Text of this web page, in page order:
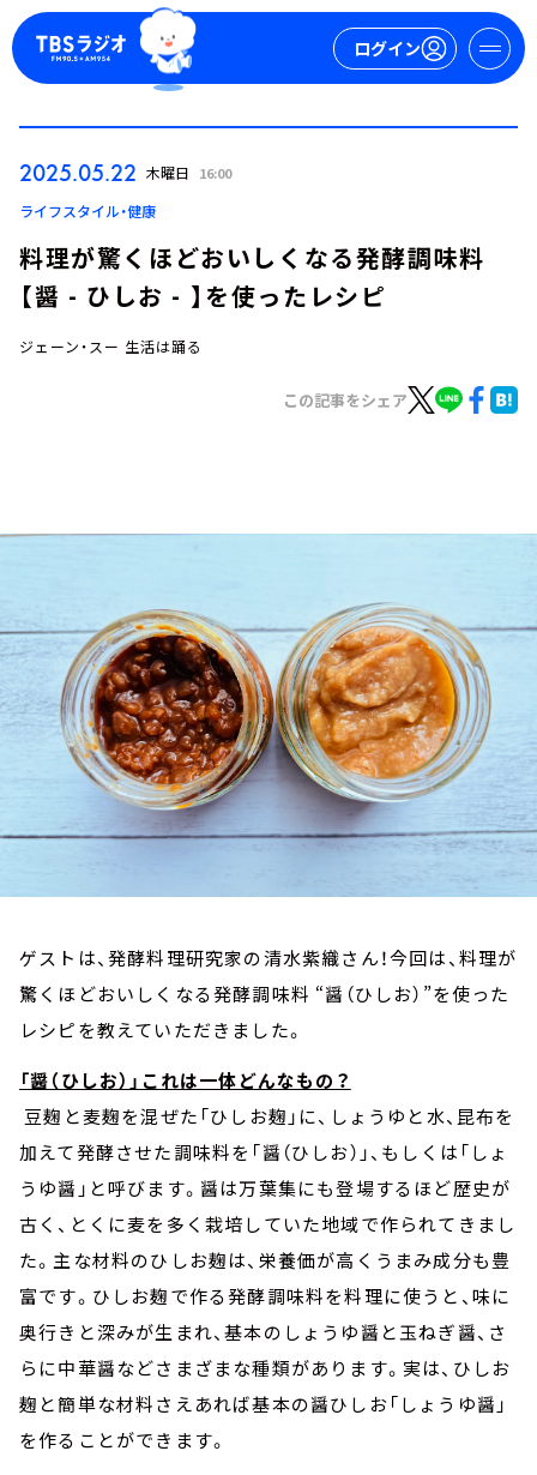
ログイン
ログイン
YouTube
会社情報
2025.05.22 木曜日 16:00
ライフスタイル・健康
料理が驚くほどおいしくなる発酵調味料
【醤 - ひしお - 】を使ったレシピ
ジェーン・スー 生活は踊る
この記事をシェア
ゲストは、発酵料理研究家の清水紫織さん！今回は、料理が
驚くほどおいしくなる発酵調味料 “醤（ひしお）”を使った
レシピを教えていただきました。
「醤（ひしお）」これは一体どんなもの？
豆麹と麦麹を混ぜた「ひしお麹」に、しょうゆと水、昆布を
加えて発酵させた調味料を「醤（ひしお）」、もしくは「しょ
うゆ醤」と呼びます。醤は万葉集にも登場するほど歴史が
古く、とくに麦を多く栽培していた地域で作られてきまし
た。主な材料のひしお麹は、栄養価が高くうまみ成分も豊
富です。ひしお麹で作る発酵調味料を料理に使うと、味に
奥行きと深みが生まれ、基本のしょうゆ醤と玉ねぎ醤、さ
らに中華醤などさまざまな種類があります。実は、ひしお
麹と簡単な材料さえあれば基本の醤ひしお「しょうゆ醤」
を作ることができます。